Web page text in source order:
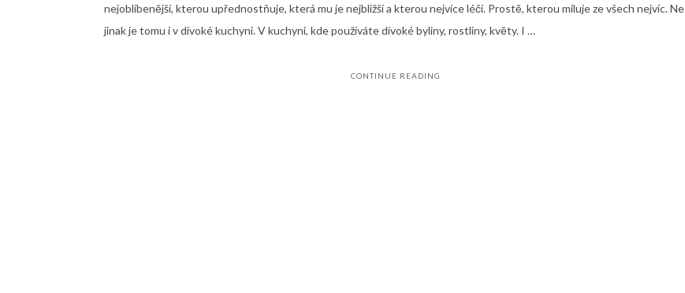
nejoblíbenější, kterou upřednostňuje, která mu je nejbližší a kterou nejvíce léčí. Prostě, kterou miluje ze všech nejvíc. Ne
jinak je tomu i v divoké kuchyni. V kuchyni, kde používáte divoké byliny, rostliny, květy. I …
CONTINUE READING